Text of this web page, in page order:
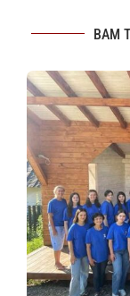
ВАМ